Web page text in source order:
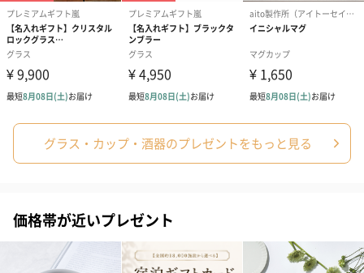
アールグレイ（HAPPY
BIRTHDAY TO YOU）
（660円）
アールグレイティー
（660円）
フルーツティ
円）
スイーツ
グラス・カップ・酒器のプレゼントをもっと見る
価格帯が近いプレゼント